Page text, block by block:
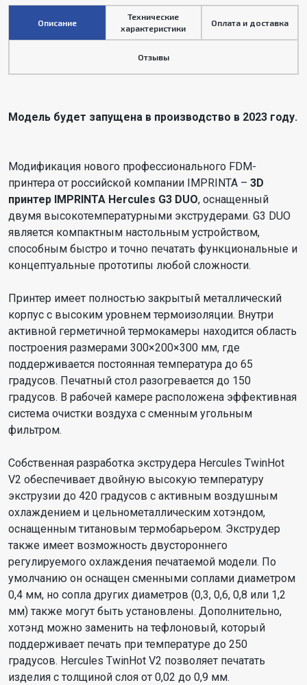
Описание
Технические
характеристики
Оплата и доставка
Отзывы
Модель будет запущена в производство в 2023 году.
Модификация нового профессионального FDM-
принтера от российской компании IMPRINTA – 3D
принтер IMPRINTA Hercules G3 DUO, оснащенный
двумя высокотемпературными экструдерами. G3 DUO
является компактным настольным устройством,
способным быстро и точно печатать функциональные и
концептуальные прототипы любой сложности.
Принтер имеет полностью закрытый металлический
корпус с высоким уровнем термоизоляции. Внутри
активной герметичной термокамеры находится область
построения размерами 300×200×300 мм, где
поддерживается постоянная температура до 65
градусов. Печатный стол разогревается до 150
градусов. В рабочей камере расположена эффективная
система очистки воздуха с сменным угольным
фильтром.
Собственная разработка экструдера Hercules TwinHot
V2 обеспечивает двойную высокую температуру
экструзии до 420 градусов с активным воздушным
охлаждением и цельнометаллическим хотэндом,
оснащенным титановым термобарьером. Экструдер
также имеет возможность двустороннего
регулируемого охлаждения печатаемой модели. По
умолчанию он оснащен сменными соплами диаметром
0,4 мм, но сопла других диаметров (0,3, 0,6, 0,8 или 1,2
мм) также могут быть установлены. Дополнительно,
хотэнд можно заменить на тефлоновый, который
поддерживает печать при температуре до 250
градусов. Hercules TwinHot V2 позволяет печатать
изделия с толщиной слоя от 0,02 до 0,9 мм.